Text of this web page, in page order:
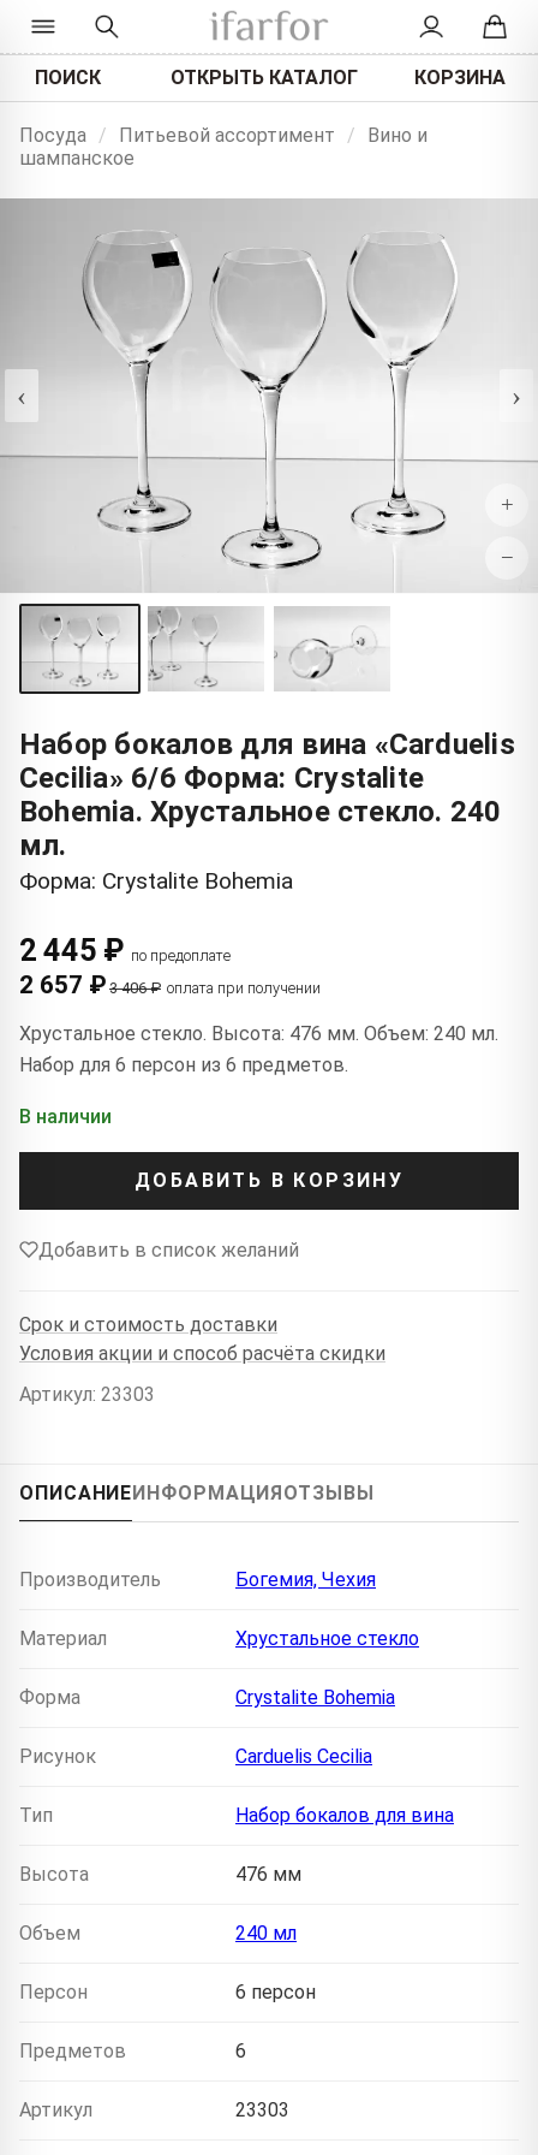
ПОИСК ОТКРЫТЬ КАТАЛОГ КОРЗИНА
Посуда / Питьевой ассортимент /
Вино и
шампанское
‹ ›
+
−
Набор бокалов для вина «Carduelis
Cecilia» 6/6 Форма: Crystalite
Bohemia. Хрустальное стекло. 240
мл.
Форма: Crystalite Bohemia
2 445 ₽ по предоплате
2 657 ₽ 3 406 ₽ оплата при получении
Хрустальное стекло. Высота: 476 мм. Объем: 240 мл.
Набор для 6 персон из 6 предметов.
В наличии
ДОБАВИТЬ В КОРЗИНУ
Добавить в список желаний
Срок и стоимость доставки
Условия акции и способ расчёта скидки
Артикул: 23303
ОПИСАНИЕИНФОРМАЦИЯОТЗЫВЫ
Производитель Богемия, Чехия
Материал Хрустальное стекло
Форма Crystalite Bohemia
Рисунок Carduelis Cecilia
Тип Набор бокалов для вина
Высота 476 мм
Объем 240 мл
Персон 6 персон
Предметов 6
Артикул 23303